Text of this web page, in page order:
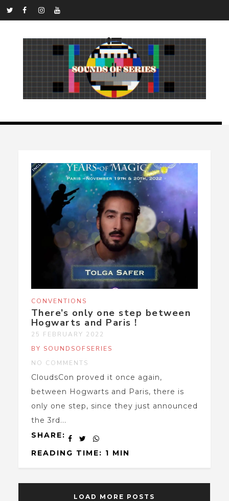
CONVENTIONS
There’s only one step between
Hogwarts and Paris !
25 FEBRUARY 2022
BY SOUNDSOFSERIES
NO COMMENTS
CloudsCon proved it once again,
between Hogwarts and Paris, there is
only one step, since they just announced
the 3rd...
SHARE:
READING TIME: 1 MIN
LOAD MORE POSTS